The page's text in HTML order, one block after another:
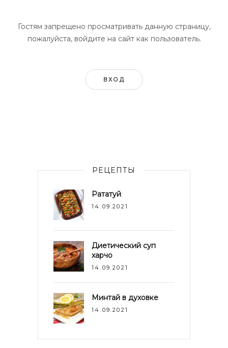
Гостям запрещено просматривать данную страницу,
пожалуйста, войдите на сайт как пользователь.
ВХОД
РЕЦЕПТЫ
Рататуй
14.09.2021
Диетический суп
харчо
14.09.2021
Минтай в духовке
14.09.2021